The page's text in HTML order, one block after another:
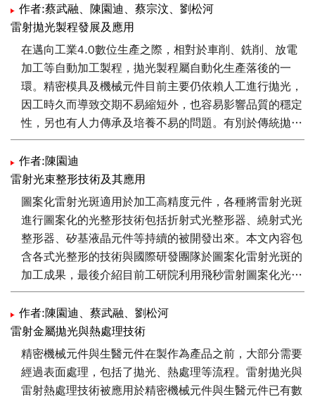
控制的加工精度及高產出效能等技術特點，便成為模具拋
光技術的主流，同時也廣泛引起國際研究機構的注目。工
研院南分院亦針對雷射拋光技術進行研發，主要針對SKD
等模具鋼的超精密級之表面拋光，可應用於機械製造產業
上的光學、IC封裝模具及精密薄殼…等。
作者:蔡武融、陳園迪、蔡宗汶、劉松河
雷射拋光製程發展及應用
在邁向工業4.0數位生產之際，相對於車削、銑削、放電
加工等自動加工製程，拋光製程屬自動化生產落後的一
環。精密模具及機械元件目前主要仍依賴人工進行拋光，
因工時久而導致交期不易縮短外，也容易影響品質的穩定
性，另也有人力傳承及培養不易的問題。有別於傳統拋光
製程利用摩擦顆粒移除工件表面突起，雷射拋光使用能量
光束熔融表面材料，使熱熔材料因表面張力流動，填補表
面波谷而達到表面平整的作用，可提供精密元件的自動化
拋光解決方案。本文說明雷射拋光技術的作用機制、發展
歷程及應用，另也介紹工研院投入雷射拋光領域的研發現
況，以及全球雷射拋光機台的發展現況。
作者:陳園迪
雷射光束整形技術及其應用
圖案化雷射光斑適用於加工高精度元件，各種將雷射光斑
進行圖案化的光整形技術包括折射式光整形器、繞射式光
整形器、矽基液晶元件等持續的被開發出來。本文內容包
含各式光整形的技術與國際研發團隊於圖案化雷射光斑的
加工成果，最後介紹目前工研院利用飛秒雷射圖案化光斑
加工的成果，運用矽基液晶便可在聚焦平面上構成各式圖
案化雷射光斑。此圖案化雷射光斑可廣泛運用於影像顯
示、鑽孔、表面處理領域加工上。
作者:陳園迪、蔡武融、劉松河
雷射金屬拋光與熱處理技術
精密機械元件與生醫元件在製作為產品之前，大部分需要
經過表面處理，包括了拋光、熱處理等流程。雷射拋光與
雷射熱處理技術被應用於精密機械元件與生醫元件已有數